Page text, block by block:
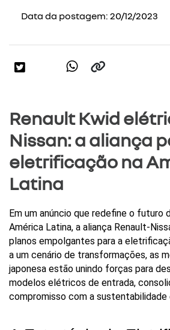
Data da postagem: 20/12/2023
Renault Kwid
Nissan: a aliança
eletrificação na
Latina
Em um anúncio que redefine o futuro
América Latina, a aliança Renault-
planos empolgantes para a
a um cenário de transformações, as
japonesa estão unindo forças para
modelos elétricos de entrada,
compromisso com a sustentabilidade